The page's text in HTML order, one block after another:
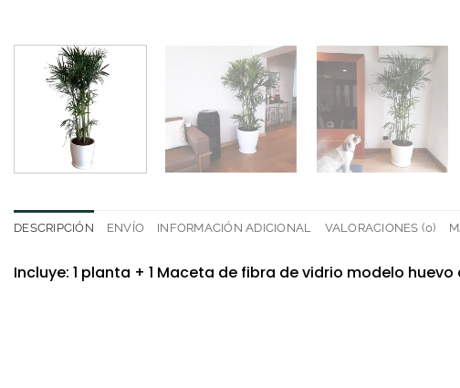
DESCRIPCIÓN ENVÍO INFORMACIÓN ADICIONAL VALORACIONES (0)
Incluye: 1 planta + 1 Maceta de fibra de vidrio modelo